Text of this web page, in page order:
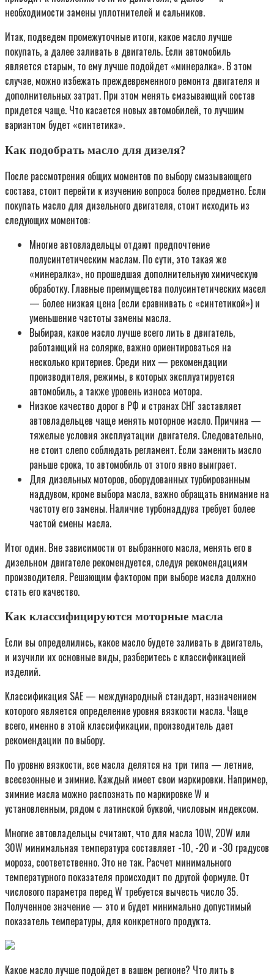
необходимости замены уплотнителей и сальников.
Итак, подведем промежуточные итоги, какое масло лучше
покупать, а далее заливать в двигатель. Если автомобиль
является старым, то ему лучше подойдет «минералка». В этом
случае, можно избежать преждевременного ремонта двигателя и
дополнительных затрат. При этом менять смазывающий состав
придется чаще. Что касается новых автомобилей, то лучшим
вариантом будет «синтетика».
Как подобрать масло для дизеля?
После рассмотрения общих моментов по выбору смазывающего
состава, стоит перейти к изучению вопроса более предметно. Если
покупать масло для дизельного двигателя, стоит исходить из
следующих моментов:
Многие автовладельцы отдают предпочтение
полусинтетическим маслам. По сути, это такая же
«минералка», но прошедшая дополнительную химическую
обработку. Главные преимущества полусинтетических масел
— более низкая цена (если сравнивать с «синтетикой») и
уменьшение частоты замены масла.
Выбирая, какое масло лучше всего лить в двигатель,
работающий на солярке, важно ориентироваться на
несколько критериев. Среди них — рекомендации
производителя, режимы, в которых эксплуатируется
автомобиль, а также уровень износа мотора.
Низкое качество дорог в РФ и странах СНГ заставляет
автовладельцев чаще менять моторное масло. Причина —
тяжелые условия эксплуатации двигателя. Следовательно,
не стоит слепо соблюдать регламент. Если заменить масло
раньше срока, то автомобиль от этого явно выиграет.
Для дизельных моторов, оборудованных турбированным
наддувом, кроме выбора масла, важно обращать внимание на
частоту его замены. Наличие турбонаддува требует более
частой смены масла.
Итог один. Вне зависимости от выбранного масла, менять его в
дизельном двигателе рекомендуется, следуя рекомендациям
производителя. Решающим фактором при выборе масла должно
стать его качество.
Как классифицируются моторные масла
Если вы определились, какое масло будете заливать в двигатель,
и изучили их основные виды, разберитесь с классификацией
изделий.
Классификация SAE — международный стандарт, назначением
которого является определение уровня вязкости масла. Чаще
всего, именно в этой классификации, производитель дает
рекомендации по выбору.
По уровню вязкости, все масла делятся на три типа — летние,
всесезонные и зимние. Каждый имеет свои маркировки. Например,
зимние масла можно распознать по маркировке W и
установленным, рядом с латинской буквой, числовым индексом.
Многие автовладельцы считают, что для масла 10W, 20W или
30W минимальная температура составляет -10, -20 и -30 градусов
мороза, соответственно. Это не так. Расчет минимального
температурного показателя происходит по другой формуле. От
числового параметра перед W требуется вычесть число 35.
Полученное значение — это и будет минимально допустимый
показатель температуры, для конкретного продукта.
Какое масло лучше подойдет в вашем регионе? Что лить в